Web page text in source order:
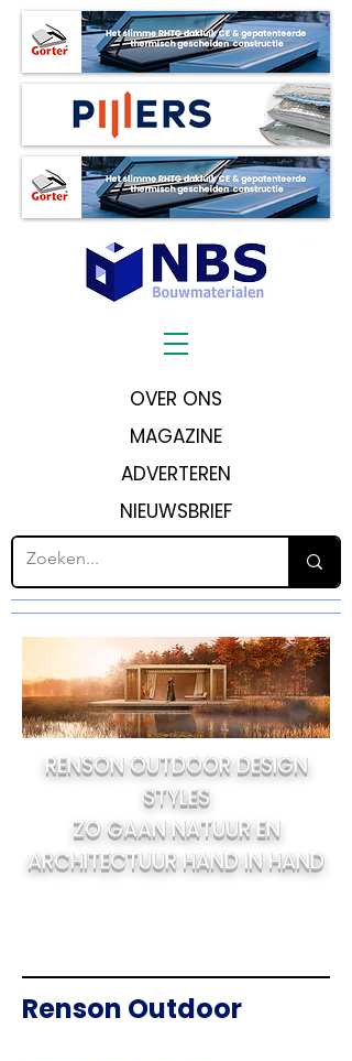
OVER ONS
MAGAZINE
ADVERTEREN
NIEUWSBRIEF
RENSON OUTDOOR DESIGN
STYLES
ZO GAAN NATUUR EN
ARCHITECTUUR HAND IN HAND
Renson Outdoor